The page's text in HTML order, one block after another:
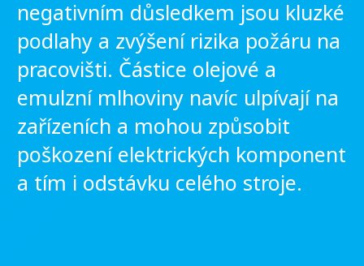
negativním důsledkem jsou kluzké
podlahy a zvýšení rizika požáru na
pracovišti. Částice olejové a
emulzní mlhoviny navíc ulpívají na
zařízeních a mohou způsobit
poškození elektrických komponent
a tím i odstávku celého stroje.